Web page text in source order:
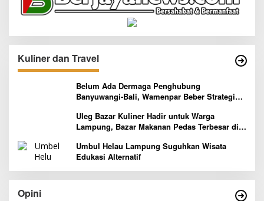
Kuliner dan Travel
Belum Ada Dermaga Penghubung
Banyuwangi-Bali, Wamenpar Beber Strategi
Uleg Bazar Kuliner Hadir untuk Warga
Lampung, Bazar Makanan Pedas Terbesar di
Umbul Helau Lampung Suguhkan Wisata
Edukasi Alternatif
Opini